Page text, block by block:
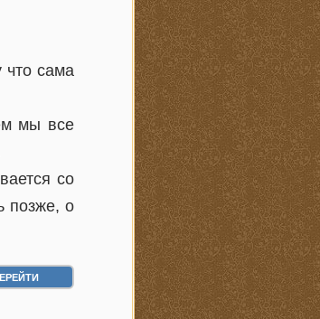
что сама
мы все
со
позже, о